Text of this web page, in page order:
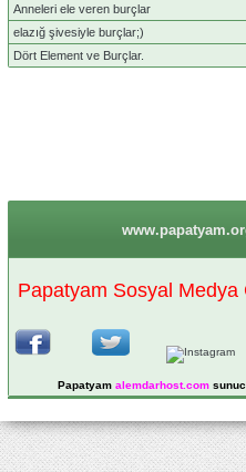
Anneleri ele veren burçlar
elazığ şivesiyle burçlar;)
Dört Element ve Burçlar.
Papatyam Sosyal Medya
Papatyam alemdarhost.com